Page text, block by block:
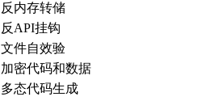
反内存转储
反API挂钩
文件自效验
加密代码和数据
多态代码生成